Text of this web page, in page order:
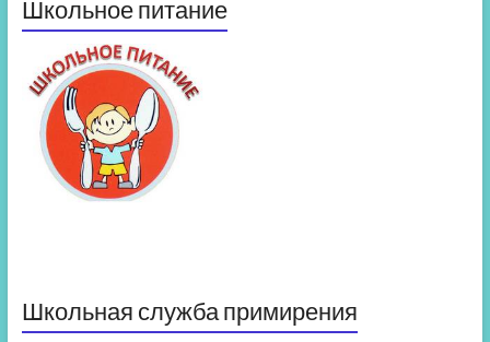
Школьное питание
Школьная служба примирения